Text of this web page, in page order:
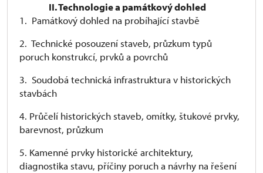
II. Technologie a památkový dohled
1. Památkový dohled na probíhající stavbě
2. Technické posouzení staveb, průzkum typů
poruch konstrukcí, prvků a povrchů
3. Soudobá technická infrastruktura v historických
stavbách
4. Průčelí historických staveb, omítky, štukové prvky,
barevnost, průzkum
5. Kamenné prvky historické architektury,
diagnostika stavu, příčiny poruch a návrhy na řešení